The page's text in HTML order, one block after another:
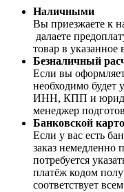
Наличными
Вы приезжаете к
далаете
товар в указанное
Безналичный
Если вы
необходимо будет
ИНН, КПП и
менеджер
Банковской
Если у вас есть
заказ немедленно
потребуется
платёж кодом
соответствует